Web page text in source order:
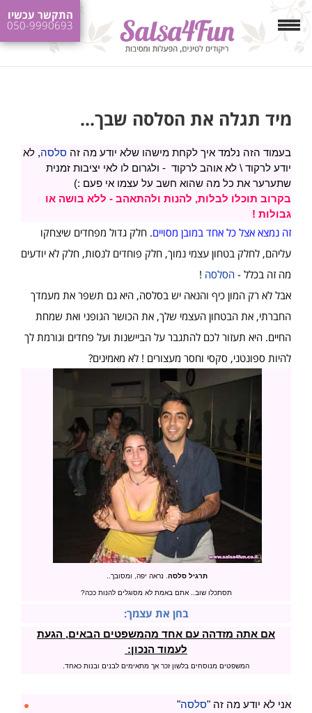
התקשר עכשיו
050-9990693
מיד תגלה את הסלסה שבך...
בעמוד הזה נלמד איך לקחת מישהו שלא יודע מה זה סלסה, לא
יודע לרקוד \ לא אוהב לרקוד - ולגרום לו לאי יציבות זמנית
שתערער את כל מה שהוא חשב על עצמו אי פעם :)
בקרוב תוכלו לבלות, להנות ולהתאהב - ללא בושה או
גבולות !
זה נמצא אצל כל אחד במובן מסויים. חלק גדול מפחדים שיצחקו
עליהם, לחלק בטחון עצמי נמוך, חלק פוחדים לנסות, חלק לא יודעים
מה זה בכלל - הסלסה !
אבל לא רק המון כיף והנאה יש בסלסה, היא גם תשפר את מעמדך
החברתי, את הבטחון העצמי שלך, את הכושר הגופני ואת שמחת
החיים. היא תעזור לכם להתגבר על הביישנות ועל פחדים וגורמת לך
להיות ספונטני, סקסי וחסר מעצורים ! לא מאמינים?
תרגיל סלסה . נראה יפה, ומסובך..
תסתכלו שוב.. אתם באמת לא מסוגלים להנות ככה?
בחן את עצמך:
אם אתה מזדהה עם אחד מהמשפטים הבאים, הגעת
לעמוד הנכון:
המשפטים מנוסחים בלשון זכר אך מתאימים לבנים ובנות כאחד.
אני לא יודע מה זה "סלסה"